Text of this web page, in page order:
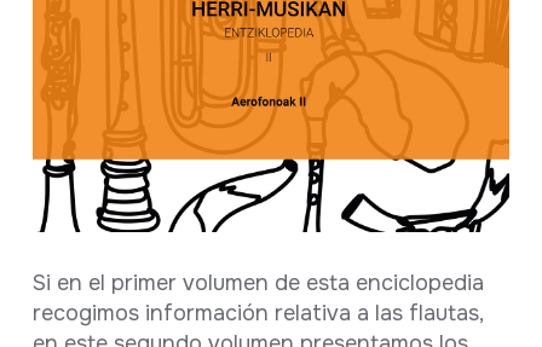
Ficha completa
Si en el primer volumen de esta enciclopedia
recogimos información relativa a las flautas,